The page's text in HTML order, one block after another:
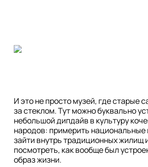
И это не просто музей, где старые
за стеклом. Тут можно буквально
небольшой дипдайв в культуру
народов: примерить
зайти внутрь традиционных жилищ
посмотреть, как вообще был
образ жизни.